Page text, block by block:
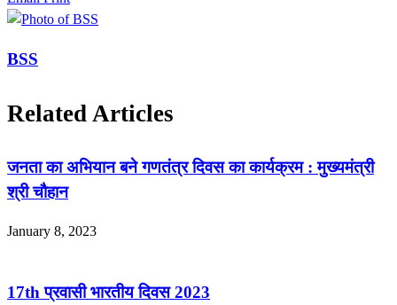
BSS
Related Articles
जनता का अभियान बने गणतंत्र दिवस का कार्यक्रम : मुख्यमंत्री
श्री चौहान
January 8, 2023
17th प्रवासी भारतीय दिवस 2023